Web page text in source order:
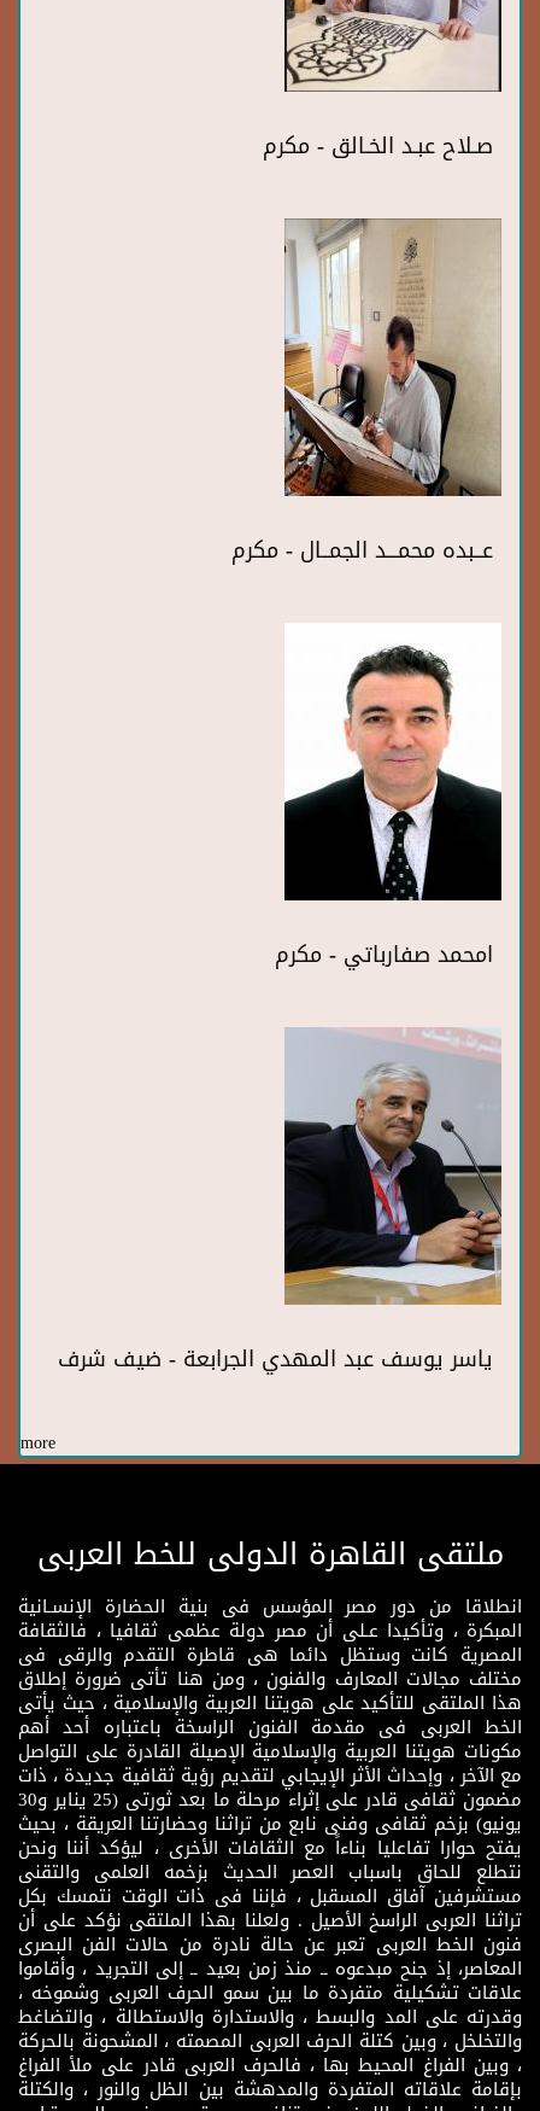
صـلاح عبـد الخـالق - مكرم
عــبده محمـــد الجمــال - مكرم
امحمد صفارباتي - مكرم
ياسر يوسف عبد المهدي الجرابعة - ضيف شرف
more
ملتقى القاهرة الدولى للخط العربى
انطلاقا من دور مصر المؤسس فى بنية الحضارة الإنسـانية
المبكرة ، وتأكيدا عـلى أن مصر دولة عظمى ثقافيا ، فالثقافة
المصرية كانت وستظل دائما هى قاطرة التقدم والرقى فى
مختلف مجالات المعارف والفنون ، ومن هنا تأتى ضرورة إطلاق
هذا الملتقى للتأكيد على هويتنا العربية والإسلامية ، حيث يأتى
الخط العربى فى مقدمة الفنون الراسخة باعتباره أحد أهم
مكونات هويتنا العربية والإسلامية الإصيلة القادرة على التواصل
مع الآخر ، وإحداث الأثر الإيجابي لتقديم رؤية ثقافية جديدة ، ذات
مضمون ثقافى قادر على إثراء مرحلة ما بعد ثورتى (25 يناير و30
يونيو) بزخم ثقافى وفنى نابع من تراثنا وحضارتنا العريقة ، بحيث
يفتح حوارا تفاعليا بناءاً مع الثقافات الأخرى ، ليؤكد أننا ونحن
نتطلع للحاق باسباب العصر الحديث بزخمه العلمى والتقنى
مستشرفين آفاق المسقبل ، فإننا فى ذات الوقت نتمسك بكل
تراثنا العربى الراسخ الأصيل . ولعلنا بهذا الملتقى نؤكد على أن
فنون الخط العربى تعبر عن حالة نادرة من حالات الفن البصرى
المعاصر، إذ جنح مبدعوه ــ منذ زمن بعيد ــ إلى التجريد ، وأقاموا
علاقات تشكيلية متفردة ما بين سمو الحرف العربى وشموخه ،
وقدرته على المد والبسط ، والاستدارة والاستطالة ، والتضاغط
والتخلخل ، وبين كتلة الحرف العربى المصمته ، المشحونة بالحركة
، وبين الفراغ المحيط بها ، فالحرف العربى قادر على ملأ الفراغ
بإقامة علاقاته المتفردة والمدهشة بين الظل والنور ، والكتلة